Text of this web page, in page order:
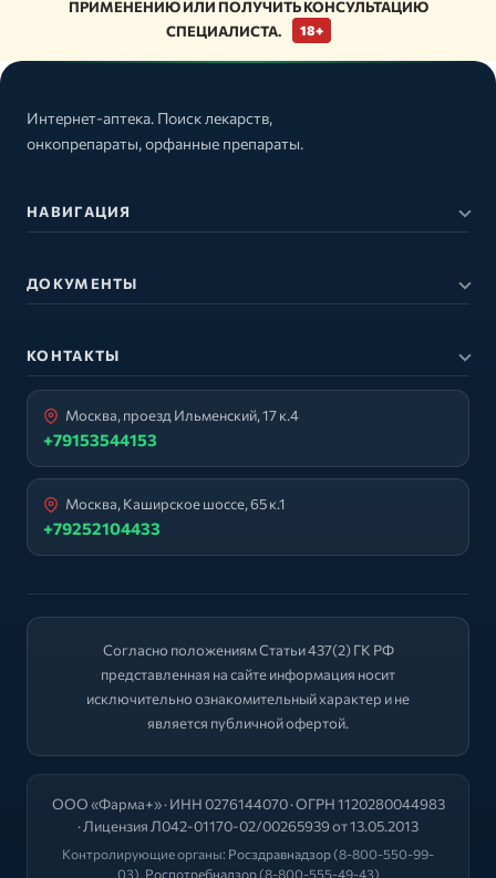
ПРИМЕНЕНИЮ ИЛИ ПОЛУЧИТЬ КОНСУЛЬТАЦИЮ
СПЕЦИАЛИСТА.
18+
Интернет-аптека. Поиск лекарств,
онкопрепараты, орфанные препараты.
НАВИГАЦИЯ
ДОКУМЕНТЫ
КОНТАКТЫ
Москва, проезд Ильменский, 17 к.4
+79153544153
Москва, Каширское шоссе, 65 к.1
+79252104433
Согласно положениям Статьи 437(2) ГК РФ
представленная на сайте информация носит
исключительно ознакомительный характер и не
является публичной офертой.
ООО «Фарма+» · ИНН 0276144070 · ОГРН 1120280044983
· Лицензия Л042-01170-02/00265939 от 13.05.2013
Контролирующие органы: Росздравнадзор(8-800-550-99-
03), Роспотребнадзор(8-800-555-49-43)